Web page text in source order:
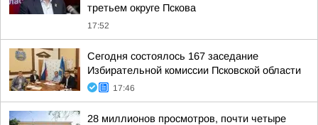
третьем округе Пскова
17:52
Сегодня состоялось 167 заседание
Избирательной комиссии Псковской области
17:46
28 миллионов просмотров, почти четыре